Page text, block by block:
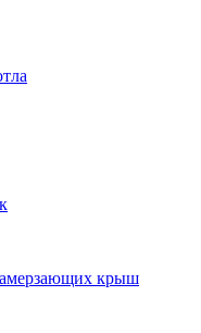
крыш